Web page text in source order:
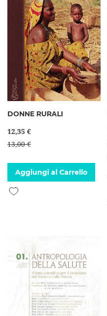
DONNE RURALI
12,35 €
13,00 €
Aggiungi al Carrello
Aggiungi alla lista desideri